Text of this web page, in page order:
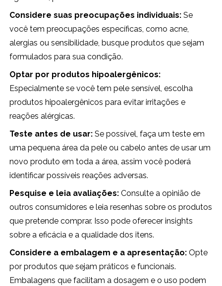
Considere suas preocupações individuais: Se
você tem preocupações específicas, como acne,
alergias ou sensibilidade, busque produtos que sejam
formulados para sua condição.
Optar por produtos hipoalergênicos:
Especialmente se você tem pele sensível, escolha
produtos hipoalergênicos para evitar irritações e
reações alérgicas.
Teste antes de usar: Se possível, faça um teste em
uma pequena área da pele ou cabelo antes de usar um
novo produto em toda a área, assim você poderá
identificar possíveis reações adversas.
Pesquise e leia avaliações: Consulte a opinião de
outros consumidores e leia resenhas sobre os produtos
que pretende comprar. Isso pode oferecer insights
sobre a eficácia e a qualidade dos itens.
Considere a embalagem e a apresentação: Opte
por produtos que sejam práticos e funcionais.
Embalagens que facilitam a dosagem e o uso podem